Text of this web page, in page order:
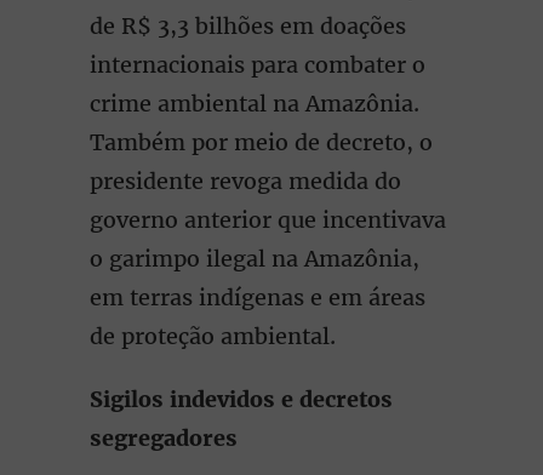
de R$ 3,3 bilhões em doações
internacionais para combater o
crime ambiental na Amazônia.
Também por meio de decreto, o
presidente revoga medida do
governo anterior que incentivava
o garimpo ilegal na Amazônia,
em terras indígenas e em áreas
de proteção ambiental.
Sigilos indevidos e decretos
segregadores